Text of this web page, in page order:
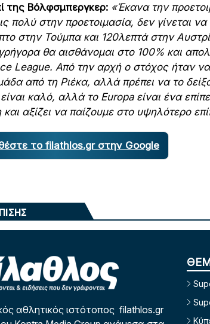
της Βόλφσμπεργκερ: «Έκανα την
πολύ στην προετοιμασία, δεν γίνεται
στην Τούμπα και 120λεπτά στην
θα αισθάνομαι στο 100% και
League. Από την αρχή ο στόχος ήταν
από τη Ριέκα, αλλά πρέπει να το
καλό, αλλά το Europa είναι ένα
αξίζει να παίζουμε στο υψηλότερο
το filathlos.gr στην Google
αθλητικός ιστότοπος filathlos.gr